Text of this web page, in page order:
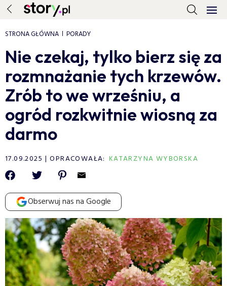
STRONA GŁÓWNA PORADY
Nie czekaj, tylko bierz się za
rozmnażanie tych krzewów.
Zrób to we wrześniu, a
ogród rozkwitnie wiosną za
darmo
17.09.2025 OPRACOWAŁA: KATARZYNA WYBORSKA
Obserwuj nas na Google